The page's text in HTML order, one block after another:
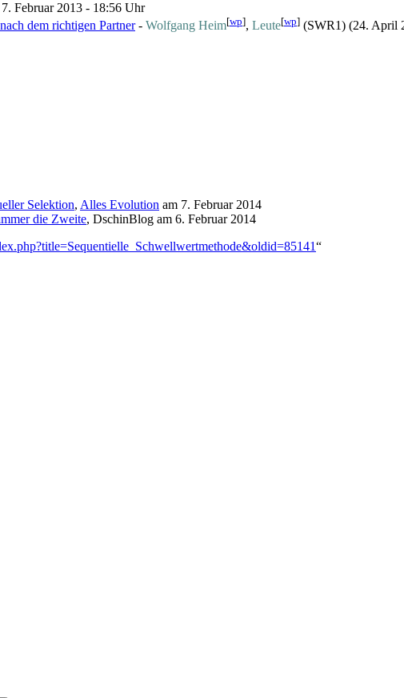
7. Februar 2013 - 18:56 Uhr
dem richtigen Partner- Wolfgang Heim[wp], Leute[wp] (SWR1) (24. April
Selektion, Alles Evolution am 7. Februar 2014
die Zweite, DschinBlog am 6. Februar 2014
“